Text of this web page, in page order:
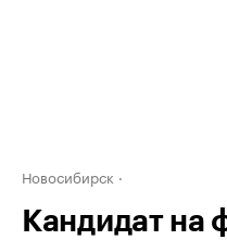
Новосибирск
Кандидат на